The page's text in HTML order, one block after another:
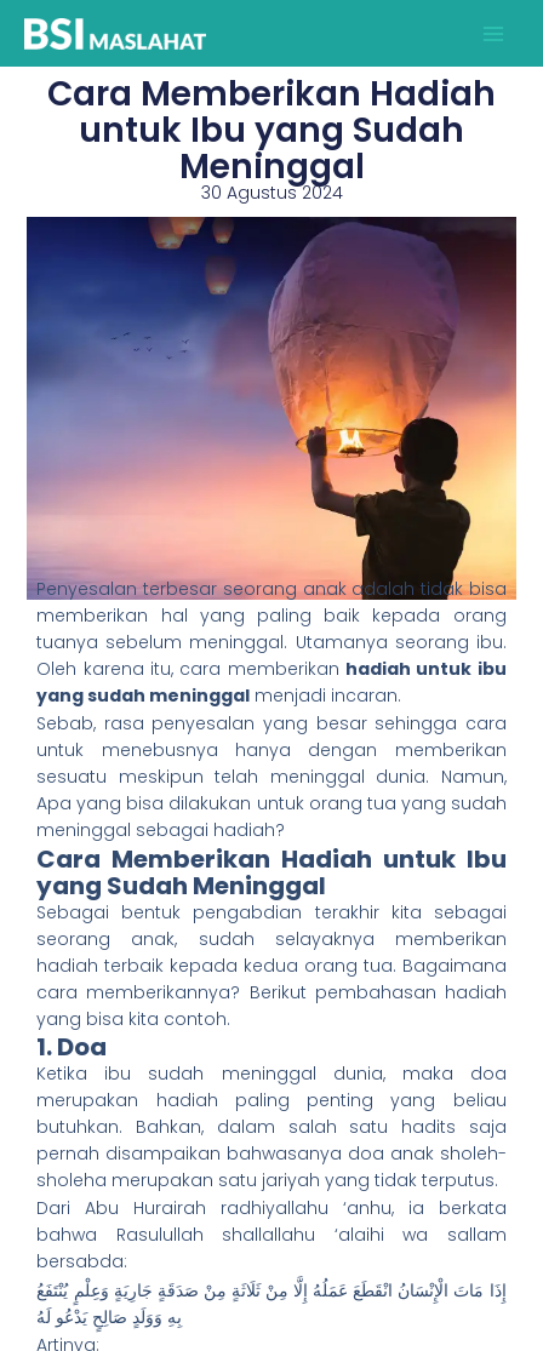
Lewati
Cara Memberikan Hadiah
untuk Ibu yang Sudah
Meninggal
30 Agustus 2024
Penyesalan terbesar seorang anak adalah tidak bisa
memberikan hal yang paling baik kepada orang
tuanya sebelum meninggal. Utamanya seorang ibu.
Oleh karena itu, cara memberikan hadiah untuk ibu
yang sudah meninggal menjadi incaran.
Sebab, rasa penyesalan yang besar sehingga cara
untuk menebusnya hanya dengan memberikan
sesuatu meskipun telah meninggal dunia. Namun,
Apa yang bisa dilakukan untuk orang tua yang sudah
meninggal sebagai hadiah?
Cara Memberikan Hadiah untuk Ibu
yang Sudah Meninggal
Sebagai bentuk pengabdian terakhir kita sebagai
seorang anak, sudah selayaknya memberikan
hadiah terbaik kepada kedua orang tua. Bagaimana
cara memberikannya? Berikut pembahasan hadiah
yang bisa kita contoh.
1. Doa
Ketika ibu sudah meninggal dunia, maka doa
merupakan hadiah paling penting yang beliau
butuhkan. Bahkan, dalam salah satu hadits saja
pernah disampaikan bahwasanya doa anak sholeh-
sholeha merupakan satu jariyah yang tidak terputus.
Dari Abu Hurairah radhiyallahu ‘anhu, ia berkata
bahwa Rasulullah shallallahu ‘alaihi wa sallam
bersabda:
إِذَا مَاتَ الْإِنْسَانُ انْقَطَعَ عَمَلُهُ إِلَّا مِنْ ثَلَاثَةٍ مِنْ صَدَقَةٍ جَارِيَةٍ وَعِلْمٍ يُنْتَفَعُ
بِهِ وَوَلَدٍ صَالِحٍ يَدْعُو لَهُ
Artinya: